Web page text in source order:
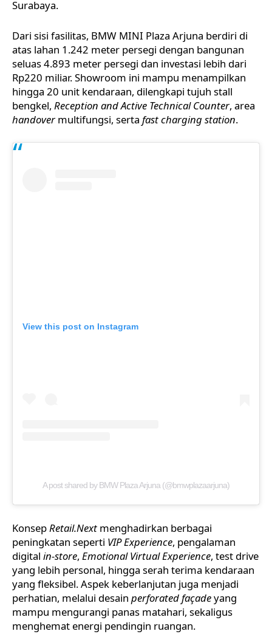
Surabaya.
Dari sisi fasilitas, BMW MINI Plaza Arjuna berdiri di
atas lahan 1.242 meter persegi dengan bangunan
seluas 4.893 meter persegi dan investasi lebih dari
Rp220 miliar. Showroom ini mampu menampilkan
hingga 20 unit kendaraan, dilengkapi tujuh stall
bengkel, Reception and Active Technical Counter, area
handover multifungsi, serta fast charging station.
View this post on Instagram
A post shared by BMW Plaza Arjuna (@bmwplazaarjuna)
KonsepRetail.Next menghadirkan berbagai
peningkatan seperti VIP Experience, pengalaman
digital in-store, Emotional Virtual Experience, test drive
yang lebih personal, hingga serah terima kendaraan
yang fleksibel. Aspek keberlanjutan juga menjadi
perhatian, melalui desain perforated façadeyang
mampu mengurangi panas matahari, sekaligus
menghemat energi pendingin ruangan.